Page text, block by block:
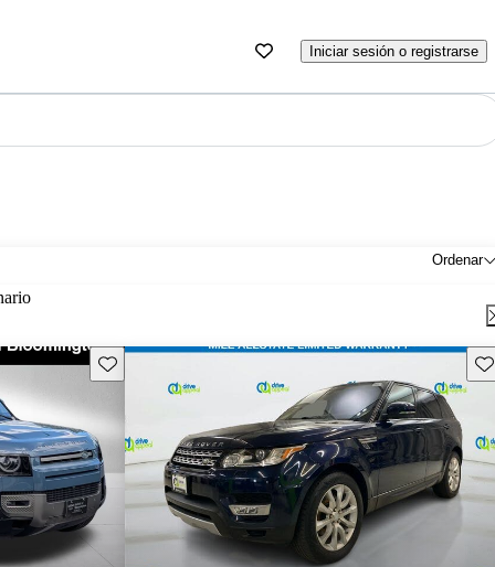
Iniciar sesión o registrarse
Ordenar
Guarda este Aviso